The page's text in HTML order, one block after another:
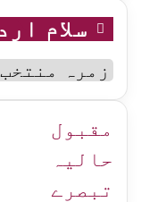
سلام
سلام
اردو
زمرہ
جات
مقبول
حالیہ
تبصرے